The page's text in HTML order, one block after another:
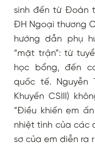
sinh đến từ Đoàn
ĐH Ngoại thương
hướng dẫn phụ
“mặt trận”: từ
học bổng, đến
quốc tế. Nguyễn
Khuyến CSIII)
“Điều khiến em
nhiệt tình của các
sơ của em diễn ra